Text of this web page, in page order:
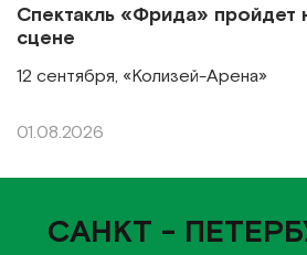
Спектакль «Фрида» пройдет
сцене
12 сентября, «Колизей-Арена»
01.08.2026
САНКТ -